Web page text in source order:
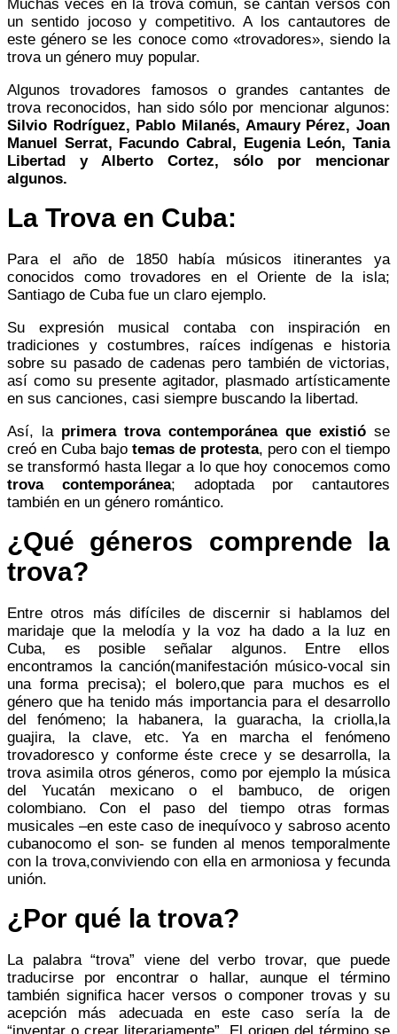
Muchas veces en la trova común, se cantan versos con
un sentido jocoso y competitivo. A los cantautores de
este género se les conoce como «trovadores», siendo la
trova un género muy popular.
Algunos trovadores famosos o grandes cantantes de
trova reconocidos, han sido sólo por mencionar algunos:
Silvio Rodríguez, Pablo Milanés, Amaury Pérez, Joan
Manuel Serrat, Facundo Cabral, Eugenia León, Tania
Libertad y Alberto Cortez, sólo por mencionar
algunos.
La Trova en Cuba:
Para el año de 1850 había músicos itinerantes ya
conocidos como trovadores en el Oriente de la isla;
Santiago de Cuba fue un claro ejemplo.
Su expresión musical contaba con inspiración en
tradiciones y costumbres, raíces indígenas e historia
sobre su pasado de cadenas pero también de victorias,
así como su presente agitador, plasmado artísticamente
en sus canciones, casi siempre buscando la libertad.
Así, la primera trova contemporánea que existió se
creó en Cuba bajo temas de protesta, pero con el tiempo
se transformó hasta llegar a lo que hoy conocemos como
trova contemporánea; adoptada por cantautores
también en un género romántico.
¿Qué géneros comprende la
trova?
Entre otros más difíciles de discernir si hablamos del
maridaje que la melodía y la voz ha dado a la luz en
Cuba, es posible señalar algunos. Entre ellos
encontramos la canción(manifestación músico-vocal sin
una forma precisa); el bolero,que para muchos es el
género que ha tenido más importancia para el desarrollo
del fenómeno; la habanera, la guaracha, la criolla,la
guajira, la clave, etc. Ya en marcha el fenómeno
trovadoresco y conforme éste crece y se desarrolla, la
trova asimila otros géneros, como por ejemplo la música
del Yucatán mexicano o el bambuco, de origen
colombiano. Con el paso del tiempo otras formas
musicales –en este caso de inequívoco y sabroso acento
cubanocomo el son- se funden al menos temporalmente
con la trova,conviviendo con ella en armoniosa y fecunda
unión.
¿Por qué la trova?
La palabra “trova” viene del verbo trovar, que puede
traducirse por encontrar o hallar, aunque el término
también significa hacer versos o componer trovas y su
acepción más adecuada en este caso sería la de
“inventar o crear literariamente”. El origen del término se